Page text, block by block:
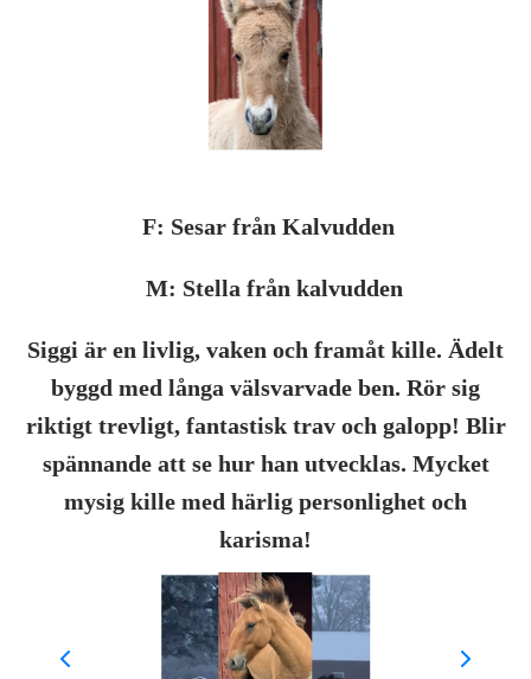
F: Sesar från Kalvudden
M: Stella från kalvudden
Siggi är en livlig, vaken och framåt kille. Ädelt
byggd med långa välsvarvade ben. Rör sig
riktigt trevligt, fantastisk trav och galopp! Blir
spännande att se hur han utvecklas. Mycket
mysig kille med härlig personlighet och
karisma!